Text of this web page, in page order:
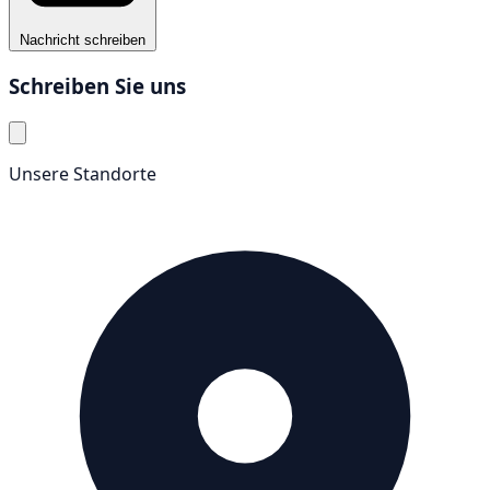
vor, z.B.
Gefahr von Überlastung und Überhitzung des
porösen und brüchigen Leitungen, was zu
Kurzschlüssen und Bränden führen kann
Keine Fehlerstromschutzschalter verbaut ->
Stromschlaggefahr bei Kurzschlüssen oder
Fehlerströmen
In den Sicherungskästen sind
Schmelzsicherungen anstatt
Leitungsschutzschalter verbaut -> Gefahr durch
Nachricht schreiben
Schreiben Sie uns
Unsere Standorte